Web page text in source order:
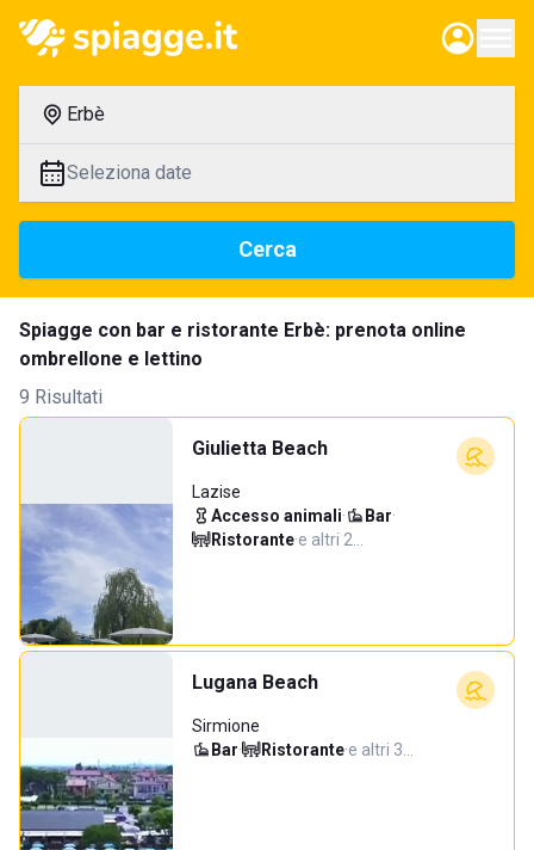
Erbè
Seleziona date
Cerca
Spiagge con bar e ristorante Erbè: prenota online
ombrellone e lettino
9 Risultati
Giulietta Beach
Lazise
Accesso animali· Bar·
Ristorante·e altri 2…
Lugana Beach
Sirmione
Bar· Ristorante·e altri 3…